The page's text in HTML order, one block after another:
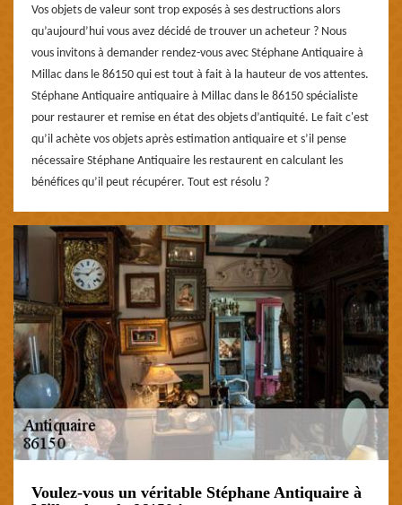
Vos objets de valeur sont trop exposés à ses destructions alors
qu’aujourd’hui vous avez décidé de trouver un acheteur ? Nous
vous invitons à demander rendez-vous avec Stéphane Antiquaire à
Millac dans le 86150 qui est tout à fait à la hauteur de vos attentes.
Stéphane Antiquaire antiquaire à Millac dans le 86150 spécialiste
pour restaurer et remise en état des objets d’antiquité. Le fait c'est
qu’il achète vos objets après estimation antiquaire et s’il pense
nécessaire Stéphane Antiquaire les restaurent en calculant les
bénéfices qu’il peut récupérer. Tout est résolu ?
Voulez-vous un véritable Stéphane Antiquaire à